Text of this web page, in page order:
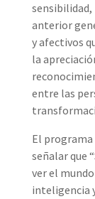
anterior
y afectivos
la
entre las
El programa
señalar que
ver el
inteligencia